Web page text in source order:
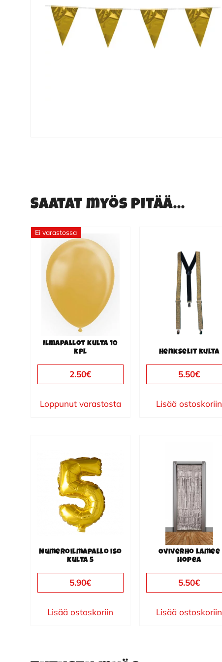
Saatat myös pitää...
Ei varastossa
Ilmapallot kulta 10
kpl
2.50€
Loppunut varastosta
Henkselit kulta
5.50€
Lisää ostoskoriin
Numeroilmapallo iso
kulta 5
5.90€
Lisää ostoskoriin
Oviverho lamee
hopea
5.50€
Lisää ostoskoriin